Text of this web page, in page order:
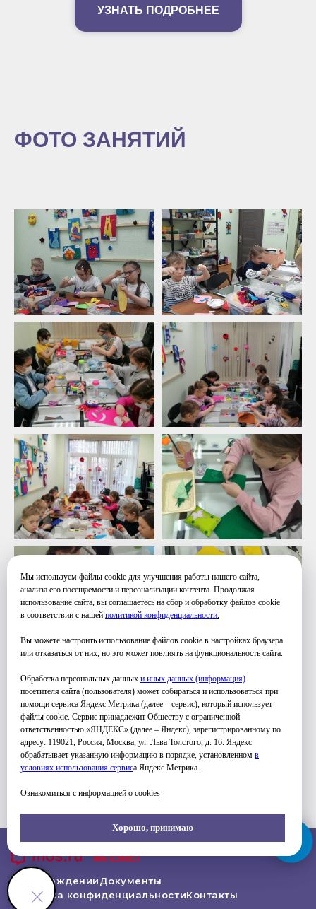
Мы используем файлы cookie для улучшения работы нашего сайта,
анализа его посещаемости и персонализации контента. Продолжая
использование сайта, вы соглашаетесь на сбор и обработку файлов cookie
в соответствии с нашей политикой конфиденциальности.
Вы можете настроить использование файлов cookie в настройках браузера
или отказаться от них, но это может повлиять на функциональность сайта.
Обработка персональных данных и иных данных (информация)
посетителя сайта (пользователя) может собираться и использоваться при
помощи сервиса Яндекс.Метрика (далее – сервис), который использует
файлы cookie. Сервис принадлежит Обществу с ограниченной
ответственностью «ЯНДЕКС» (далее – Яндекс), зарегистрированному по
адресу: 119021, Россия, Москва, ул. Льва Толстого, д. 16. Яндекс
обрабатывает указанную информацию в порядке, установленном в
условиях использования сервиса Яндекс.Метрика.
Ознакомиться с информацией о cookies
Хорошо, принимаю
УЗНАТЬ ПОДРОБНЕЕ
ФОТО ЗАНЯТИЙ
Об УчрежденииДокументы
Политика конфиденциальностиКонтакты